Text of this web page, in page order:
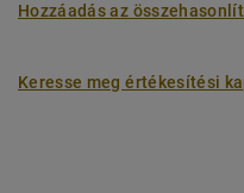
Hozzáadás az
Keresse meg értékesítési